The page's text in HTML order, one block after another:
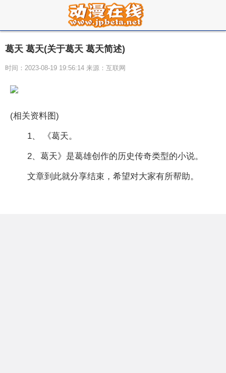
葛天 葛天(关于葛天 葛天简述)
时间：2023-08-19 19:56:14 来源：互联网
(相关资料图)
1、 《葛天。
2、葛天》是葛雄创作的历史传奇类型的小说。
文章到此就分享结束，希望对大家有所帮助。